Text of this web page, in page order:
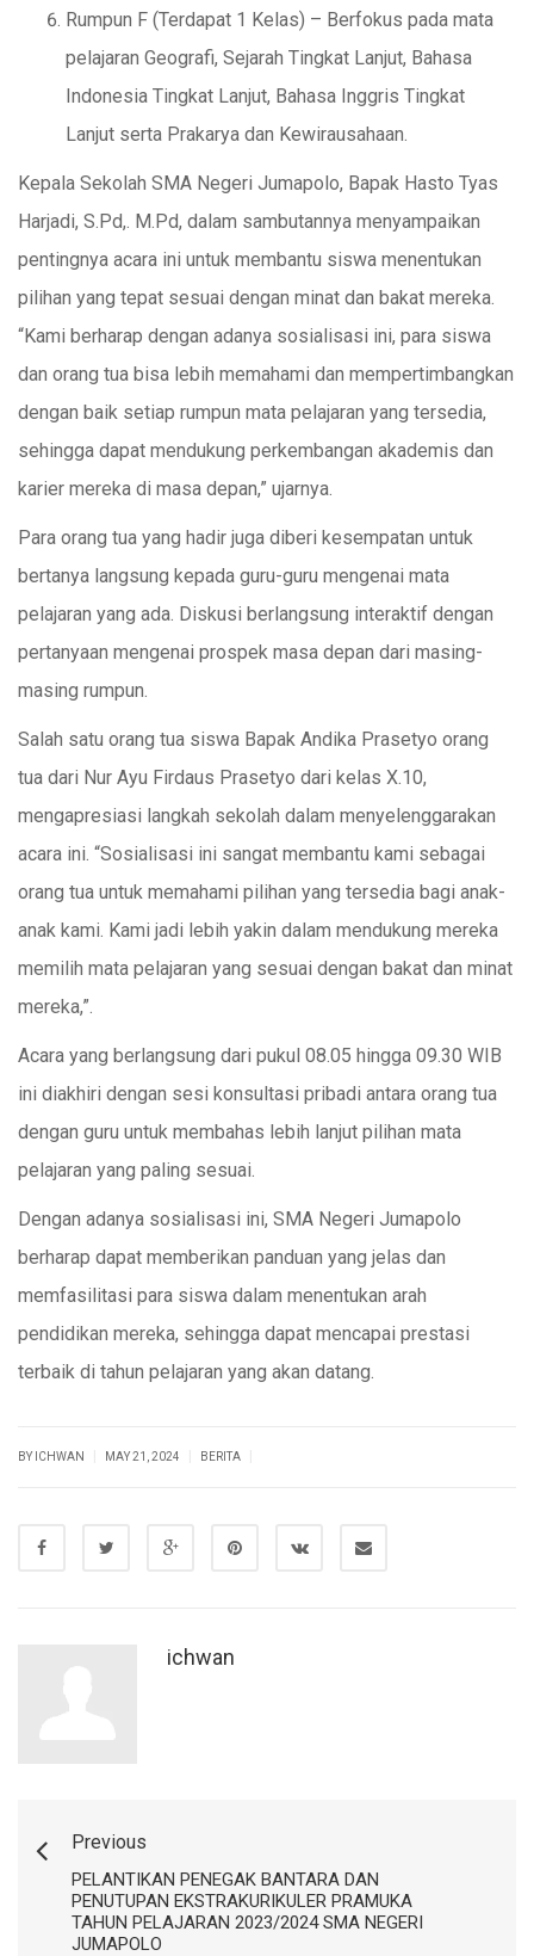
Rumpun F (Terdapat 1 Kelas) – Berfokus pada mata
pelajaran Geografi, Sejarah Tingkat Lanjut, Bahasa
Indonesia Tingkat Lanjut, Bahasa Inggris Tingkat
Lanjut serta Prakarya dan Kewirausahaan.
Kepala Sekolah SMA Negeri Jumapolo, Bapak Hasto Tyas
Harjadi, S.Pd,. M.Pd, dalam sambutannya menyampaikan
pentingnya acara ini untuk membantu siswa menentukan
pilihan yang tepat sesuai dengan minat dan bakat mereka.
“Kami berharap dengan adanya sosialisasi ini, para siswa
dan orang tua bisa lebih memahami dan mempertimbangkan
dengan baik setiap rumpun mata pelajaran yang tersedia,
sehingga dapat mendukung perkembangan akademis dan
karier mereka di masa depan,” ujarnya.
Para orang tua yang hadir juga diberi kesempatan untuk
bertanya langsung kepada guru-guru mengenai mata
pelajaran yang ada. Diskusi berlangsung interaktif dengan
pertanyaan mengenai prospek masa depan dari masing-
masing rumpun.
Salah satu orang tua siswa Bapak Andika Prasetyo orang
tua dari Nur Ayu Firdaus Prasetyo dari kelas X.10,
mengapresiasi langkah sekolah dalam menyelenggarakan
acara ini. “Sosialisasi ini sangat membantu kami sebagai
orang tua untuk memahami pilihan yang tersedia bagi anak-
anak kami. Kami jadi lebih yakin dalam mendukung mereka
memilih mata pelajaran yang sesuai dengan bakat dan minat
mereka,”.
Acara yang berlangsung dari pukul 08.05 hingga 09.30 WIB
ini diakhiri dengan sesi konsultasi pribadi antara orang tua
dengan guru untuk membahas lebih lanjut pilihan mata
pelajaran yang paling sesuai.
Dengan adanya sosialisasi ini, SMA Negeri Jumapolo
berharap dapat memberikan panduan yang jelas dan
memfasilitasi para siswa dalam menentukan arah
pendidikan mereka, sehingga dapat mencapai prestasi
terbaik di tahun pelajaran yang akan datang.
BY ICHWAN MAY 21, 2024 BERITA
ichwan
Previous
PELANTIKAN PENEGAK BANTARA DAN
PENUTUPAN EKSTRAKURIKULER PRAMUKA
TAHUN PELAJARAN 2023/2024 SMA NEGERI
JUMAPOLO